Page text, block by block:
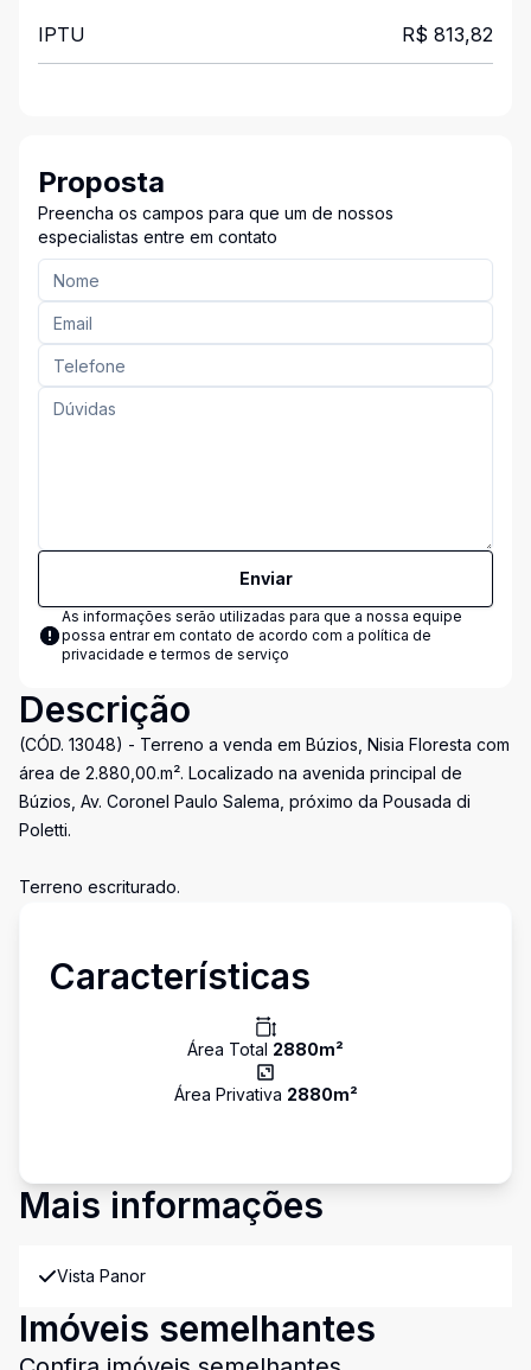
IPTU R$ 813,82
Proposta
Preencha os campos para que um de nossos
especialistas entre em contato
Enviar
As informações serão utilizadas para que a nossa equipe
possa entrar em contato de acordo com a política de
privacidade e termos de serviço
Descrição
(CÓD. 13048) - Terreno a venda em Búzios, Nisia Floresta com
área de 2.880,00.m². Localizado na avenida principal de
Búzios, Av. Coronel Paulo Salema, próximo da Pousada di
Poletti.
Terreno escriturado.
Características
Área Total 2880m²
Área Privativa 2880m²
Mais informações
Vista Panor
Imóveis semelhantes